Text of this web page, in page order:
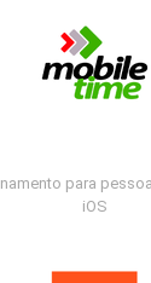
para
iOS